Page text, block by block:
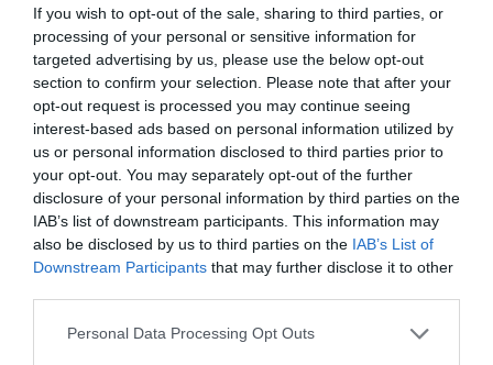
If you wish to opt-out of the sale, sharing to third parties, or
processing of your personal or sensitive information for
targeted advertising by us, please use the below opt-out
section to confirm your selection. Please note that after your
opt-out request is processed you may continue seeing
interest-based ads based on personal information utilized by
us or personal information disclosed to third parties prior to
your opt-out. You may separately opt-out of the further
disclosure of your personal information by third parties on the
IAB’s list of downstream participants. This information may
also be disclosed by us to third parties on the IAB’s List of
Downstream Participants that may further disclose it to other
Personal Data Processing Opt Outs
© Alambique
Nomeado em 1987 como Melhor Ator Secundário
por“Platoon – Os Bravos do Pelotão”, perdeu
paraMichael Caine em“Hannah e as suas irmãs”
(“Hannah and her sisters”);
Nomeado em 2001 como Melhor Ator Secundário
por “A Sombra do Vampiro” (“Shadow of the
vampire”), perdeu paraBenicio Del Toroem ”
Traffic – Ninguém Sai Ileso”;
Nomeado em 2018 como Melhor Ator Secundário
por “The Florida Project”, perdeu para Sam
Nomeado em 2019 como Melhor Ator por “
No